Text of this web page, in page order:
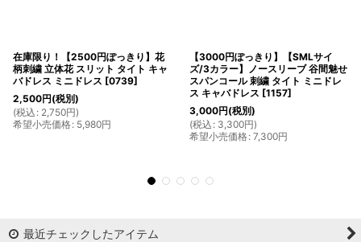
在庫限り！【2500円ぽっきり】花
柄刺繍 立体花 スリット タイト キャ
バドレス ミニドレス [0739]
2,500円(税別)
(税込 : 2,750円)
希望小売価格: 5,980円
【3000円ぽっきり】【SMLサイ
ズ/3カラー】ノースリーブ 谷間魅せ
スパンコール 刺繍 タイト ミニドレ
ス キャバドレス [1157]
3,000円(税別)
(税込 : 3,300円)
希望小売価格: 7,300円
最近チェックしたアイテム